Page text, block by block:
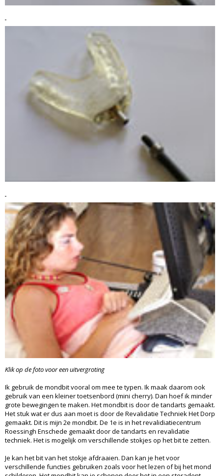
Klik op de foto voor een uitvergroting
Ik gebruik de mondbit vooral om mee te typen. Ik maak daarom ook
gebruik van een kleiner toetsenbord (mini cherry). Dan hoef ik minder
grote bewegingen te maken. Het mondbit is door de tandarts gemaakt.
Het stuk wat er dus aan moet is door de Revalidatie Techniek Het Dorp
gemaakt. Dit is mijn 2e mondbit. De 1e is in het revalidiatiecentrum
Roessingh Enschede gemaakt door de tandarts en revalidatie
techniek. Het is mogelijk om verschillende stokjes op het bit te zetten.
Je kan het bit van het stokje afdraaien. Dan kan je het voor
verschillende functies gebruiken zoals voor het lezen of bij het mond